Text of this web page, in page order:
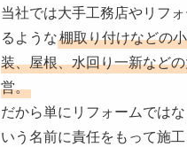
当社では大手工務店やリフ
るような棚取り付けなどの
装、屋根、水回り一新など
営。
だから単にリフォームでは
いう名前に責任をもって施